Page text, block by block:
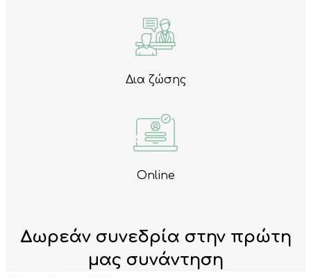
Δια ζώσης
Online
Δωρεάν συνεδρία στην πρώτη
μας συνάντηση